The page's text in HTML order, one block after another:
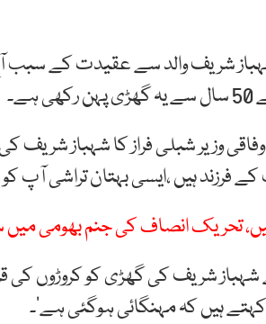
شریف والد سے عقیدت کے سبب آج
وزیر شبلی فراز کا شہباز
ہیں ،ایسی بہتان تراشی آپ کو
تحریک انصاف کی جنم بھومی
شریف کی گھڑی کو کروڑوں کی قرار
ہیں کہ مہنگائی ہوگئی ہے‘۔